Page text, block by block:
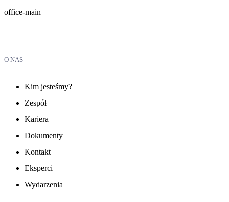
office-main
O NAS
Kim jesteśmy?
Zespół
Kariera
Dokumenty
Kontakt
Eksperci
Wydarzenia